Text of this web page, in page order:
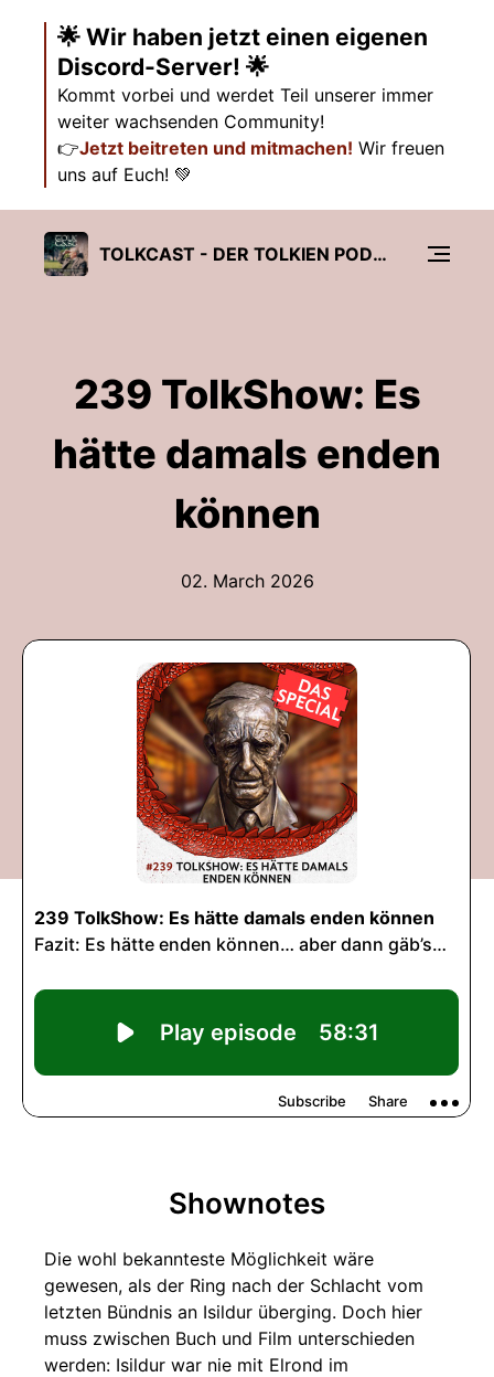
🌟 Wir haben jetzt einen eigenen
Discord-Server! 🌟
Kommt vorbei und werdet Teil unserer immer
weiter wachsenden Community!
👉Jetzt beitreten und mitmachen! Wir freuen
uns auf Euch! 💚
TOLKCAST - DER TOLKIEN PODCAST
239 TolkShow: Es
hätte damals enden
können
02. March 2026
Shownotes
Die wohl bekannteste Möglichkeit wäre
gewesen, als der Ring nach der Schlacht vom
letzten Bündnis an Isildur überging. Doch hier
muss zwischen Buch und Film unterschieden
werden: Isildur war nie mit Elrond im